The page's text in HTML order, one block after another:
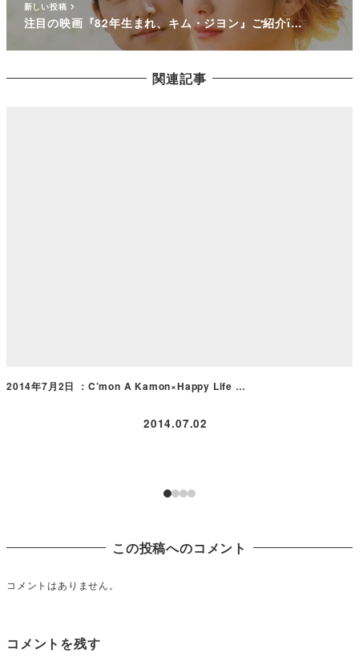
新しい投稿
注目の映画『82年生まれ、キム・ジヨン』ご紹介ἳ…
関連記事
2014年7月2日 ：C’mon A Kamon×Happy Life …
2014.07.02
この投稿へのコメント
コメントはありません。
コメントを残す